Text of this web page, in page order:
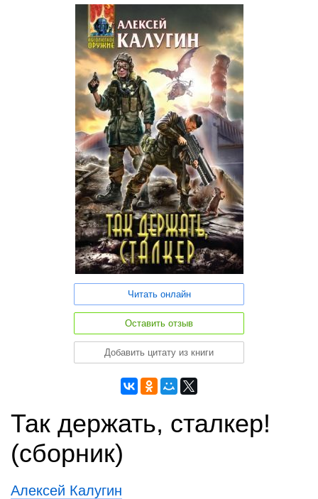
Читать онлайн
Оставить отзыв
Добавить цитату из книги
Так держать, сталкер!
(сборник)
Алексей Калугин